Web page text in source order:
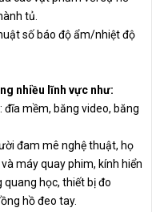
tủ.
số báo độ ẩm/nhiệt độ
nhiều lĩnh vực như:
mềm, băng video, băng
đam mê nghệ thuật, họ
máy quay phim, kính hiển
quang học, thiết bị đo
hồ đeo tay.